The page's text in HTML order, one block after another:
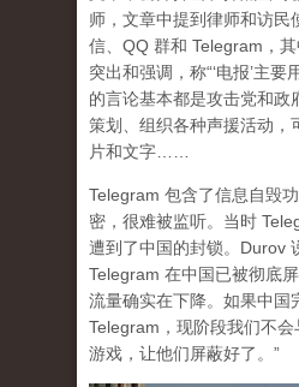
师，文章中提到律师和访民
信、QQ 群和 Telegram，
突出和强调，称“‘电报’主
的言论基本都是攻击党和
策划、组织各种声援活动，
片和文字……
Telegram 包含了信息自毁
密，很难被监听。当时
遭到了中国的封锁。Durov
Telegram 在中国已被彻底
流量确实在下降。如果中国
Telegram，现阶段我们不
游戏，让他们屏蔽好了。”